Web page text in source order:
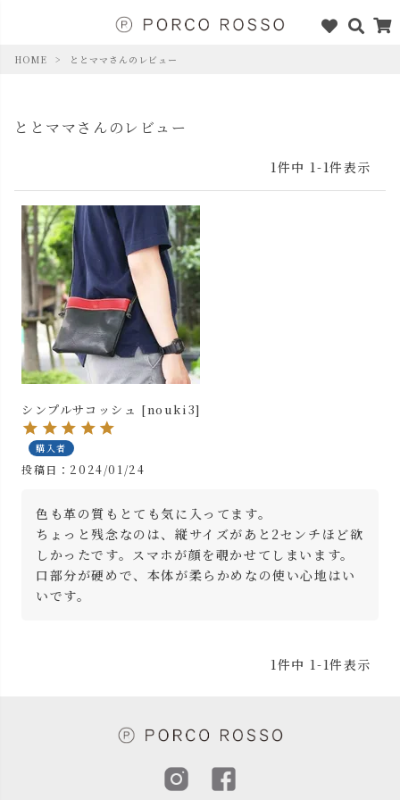
HOME ととママさんのレビュー
ととママさんのレビュー
1件中 1-1件表示
シンプルサコッシュ [nouki3]
購入者
投稿日 2024/01/24
色も革の質もとても気に入ってます。
ちょっと残念なのは、縦サイズがあと2センチほど欲
しかったです。スマホが顔を覗かせてしまいます。
口部分が硬めで、本体が柔らかめなの使い心地はい
いです。
1件中 1-1件表示